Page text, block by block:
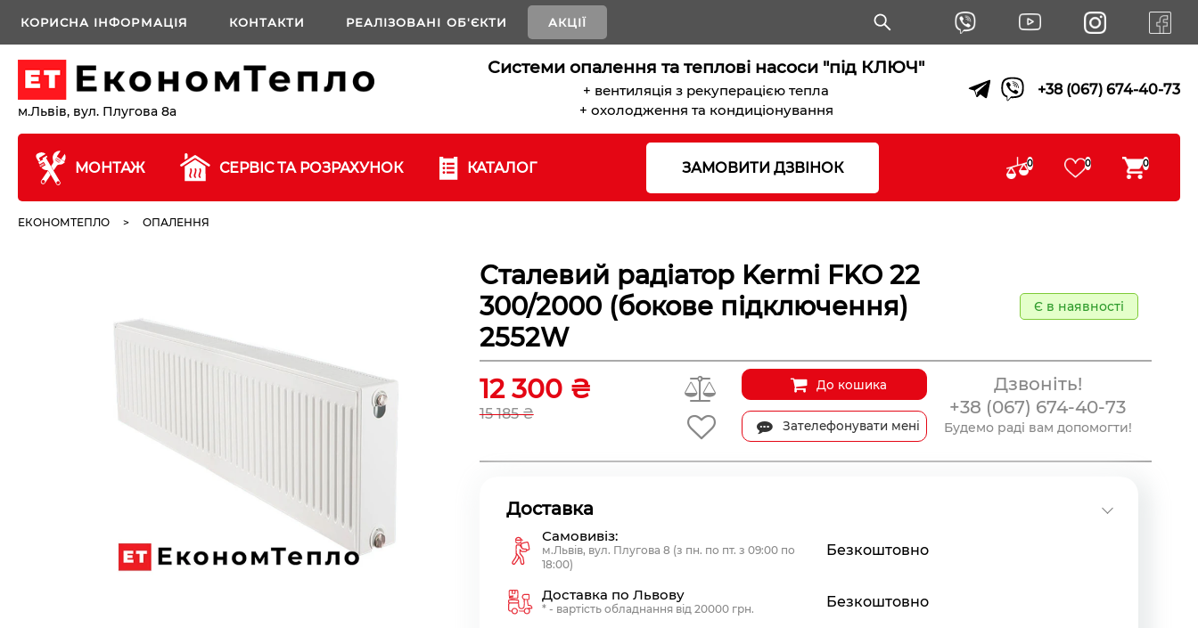
КОРИСНА ІНФОРМАЦІЯ КОНТАКТИ РЕАЛІЗОВАНІ ОБ'ЄКТИ АКЦІЇ
м.Львів, вул. Плугова 8а
Системи опалення та теплові насоси "під КЛЮЧ"
+ вентиляція з рекуперацією тепла
+ охолодження та кондиціонування
+38 (067) 674-40-73
МОНТАЖ СЕРВІС ТА РОЗРАХУНОК КАТАЛОГ ЗАМОВИТИ ДЗВІНОК 0 0 0
ЕКОНОМТЕПЛО > ОПАЛЕННЯ
Сталевий радіатор Kermi FKO 22
300/2000 (бокове підключення)
2552W
Є в наявності
12 300 ₴
15 185 ₴
До кошика
Зателефонувати мені
Дзвоніть!
+38 (067) 674-40-73
Будемо раді вам допомогти!
Доставка
Самовивіз:
м.Львів, вул. Плугова 8 (з пн. по пт. з 09:00 по
18:00)
Безкоштовно
Доставка по Львову
* - вартість обладнання від 20000 грн. Безкоштовно